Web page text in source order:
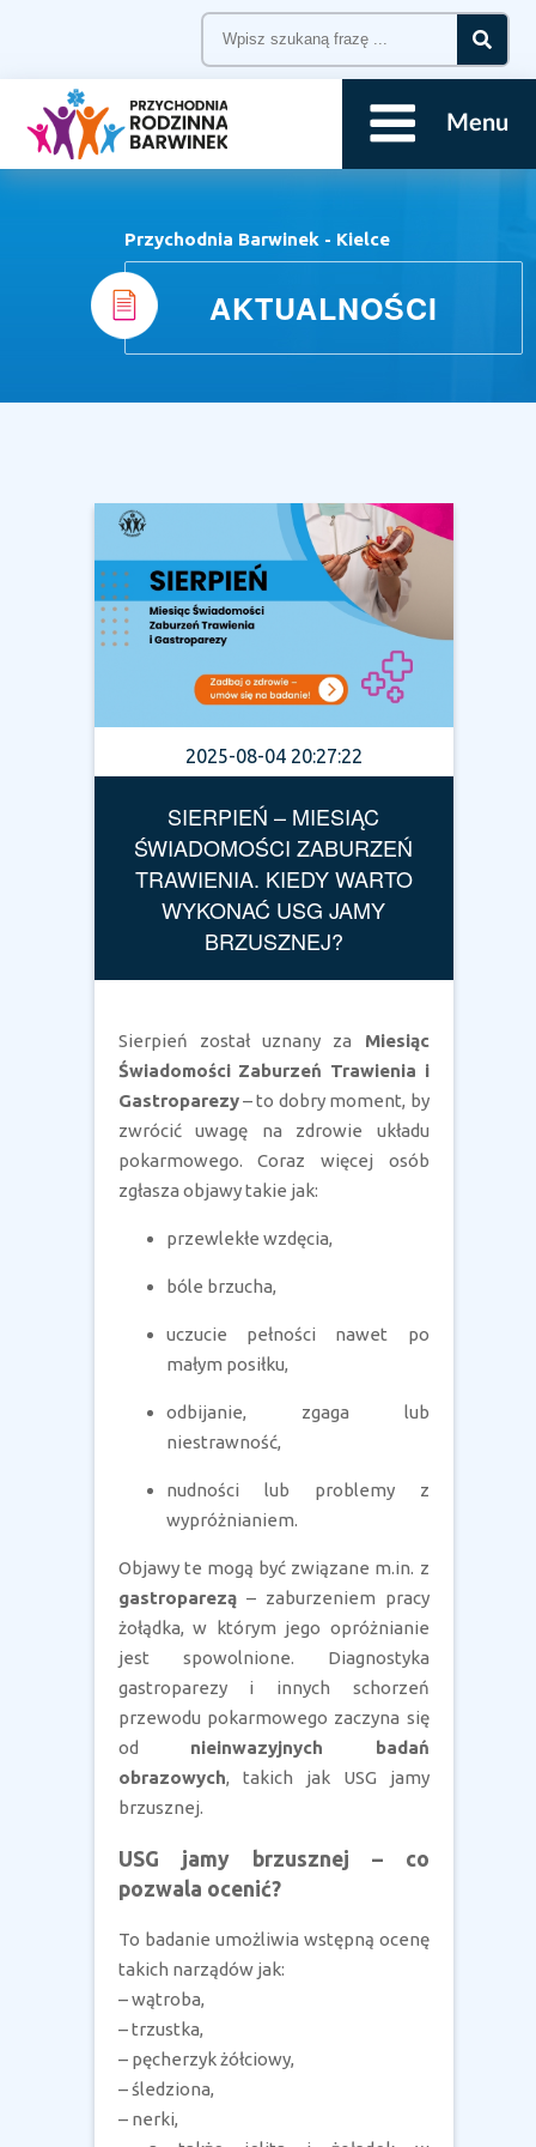
Menu
Przychodnia Barwinek - Kielce
AKTUALNOŚCI
2025-08-04 20:27:22
SIERPIEŃ – MIESIĄC
ŚWIADOMOŚCI ZABURZEŃ
TRAWIENIA. KIEDY WARTO
WYKONAĆ USG JAMY
BRZUSZNEJ?
Sierpień został uznany za Miesiąc
Świadomości Zaburzeń Trawienia i
Gastroparezy– to dobry moment, by
zwrócić uwagę na zdrowie układu
pokarmowego. Coraz więcej osób
zgłasza objawy takie jak:
przewlekłe wzdęcia,
bóle brzucha,
uczucie pełności nawet po
małym posiłku,
odbijanie, zgaga lub
niestrawność,
nudności lub problemy z
wypróżnianiem.
Objawy te mogą być związane m.in. z
gastroparezą– zaburzeniem pracy
żołądka, w którym jego opróżnianie
jest spowolnione. Diagnostyka
gastroparezy i innych schorzeń
przewodu pokarmowego zaczyna się
od nieinwazyjnych badań
obrazowych, takich jak USG jamy
brzusznej.
USG jamy brzusznej – co
pozwala ocenić?
To badanie umożliwia wstępną ocenę
takich narządów jak:
– wątroba,
– trzustka,
– pęcherzyk żółciowy,
– śledziona,
– nerki,